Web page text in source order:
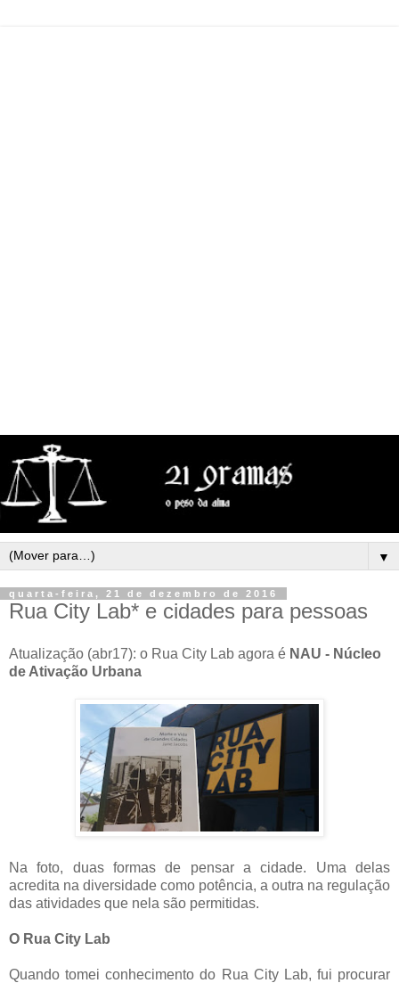
▼
quarta-feira, 21 de dezembro de 2016
Rua City Lab* e cidades para pessoas
Atualização (abr17): o Rua City Lab agora é NAU - Núcleo
de Ativação Urbana
Na foto, duas formas de pensar a cidade. Uma delas
acredita na diversidade como potência, a outra na regulação
das atividades que nela são permitidas.
O Rua City Lab
Quando tomei conhecimento do Rua City Lab, fui procurar